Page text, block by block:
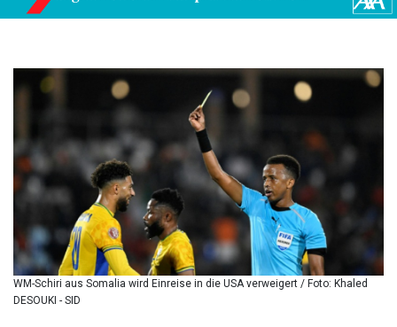
BIF 3451.157116
BMD 1.156136
BSD 1.152686
BTN 109.688637
BWP 15.558807
BYN 3.432357
BYR
22660.258427
BZD 2.318271
CAD 1.612983
CDF
2615.761404
WM-Schiri aus Somalia wird Einreise in die USA verweigert / Foto: Khaled
DESOUKI - SID